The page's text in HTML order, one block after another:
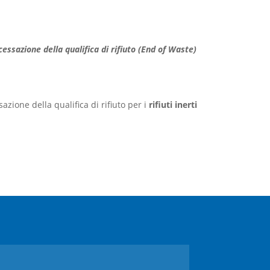
della qualifica di rifiuto (End of Waste)
della qualifica di rifiuto per i rifiuti inerti